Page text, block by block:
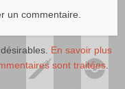
un commentaire.
En savoir plus
sont traitées.